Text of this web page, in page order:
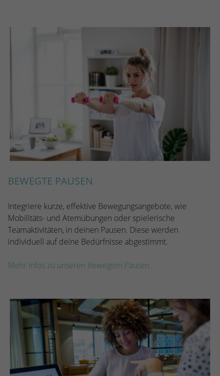
BEWEGTE PAUSEN
Integriere kurze, effektive Bewegungsangebote, wie
Mobilitäts- und Atemübungen oder spielerische
Teamaktivitäten, in deinen Pausen. Diese werden
individuell auf deine Bedürfnisse abgestimmt.
Mehr Infos zu unseren Bewegten Pausen.
_dc_gtm_UA-53600496-1
Google Analytics
1 Minute
Zweck
Dieser Cookie identifiziert die Besucher
nach Alter, Geschlecht oder Interessen
und nutzt dazu den DoubleClick des
Google Tag Manager, um die gezielte
Anzeigenplatzierung zu vereinfachen.